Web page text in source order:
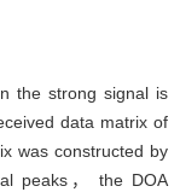
the strong signal is
data matrix of
was constructed by
peaks， the DOA